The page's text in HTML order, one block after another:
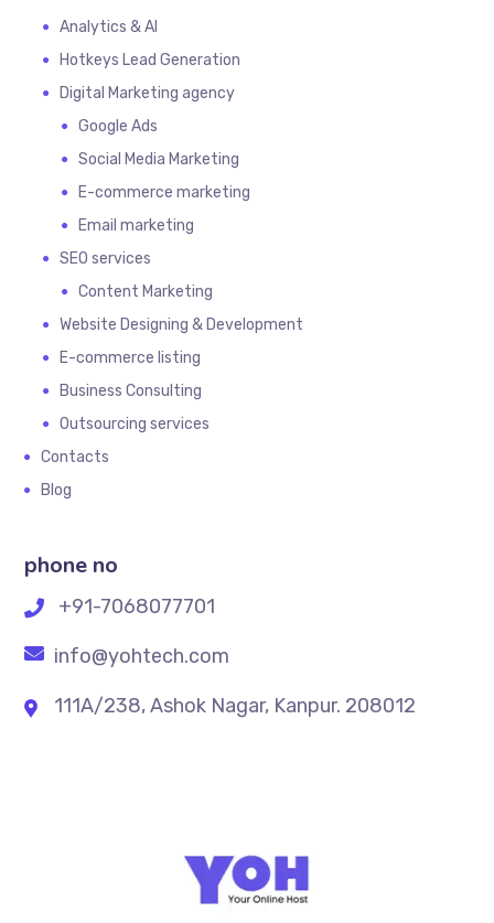
Analytics & AI
Hotkeys Lead Generation
Digital Marketing agency
Google Ads
Social Media Marketing
E-commerce marketing
Email marketing
SEO services
Content Marketing
Website Designing & Development
E-commerce listing
Business Consulting
Outsourcing services
Contacts
Blog
phone no
+91-7068077701
info@yohtech.com
111A/238, Ashok Nagar, Kanpur. 208012